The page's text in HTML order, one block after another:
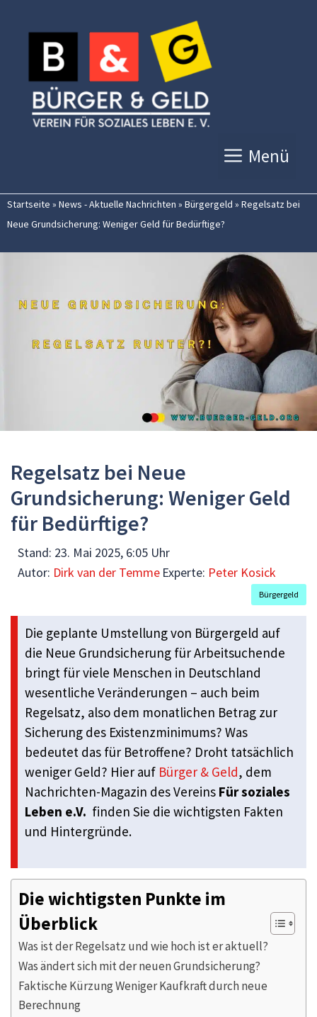
Inhalt
springen
Menü
Startseite » News - Aktuelle Nachrichten » Bürgergeld » Regelsatz bei
Neue Grundsicherung: Weniger Geld für Bedürftige?
Regelsatz bei Neue
Grundsicherung: Weniger Geld
für Bedürftige?
Stand: 23. Mai 2025, 6:05 Uhr
Autor: Dirk van der Temme Experte: Peter Kosick
Bürgergeld
Die geplante Umstellung von Bürgergeld auf
die Neue Grundsicherung für Arbeitsuchende
bringt für viele Menschen in Deutschland
wesentliche Veränderungen – auch beim
Regelsatz, also dem monatlichen Betrag zur
Sicherung des Existenzminimums? Was
bedeutet das für Betroffene? Droht tatsächlich
weniger Geld? Hier auf Bürger & Geld, dem
Nachrichten-Magazin des Vereins Für soziales
Leben e.V. finden Sie die wichtigsten Fakten
und Hintergründe.
Die wichtigsten Punkte im
Überblick
Was ist der Regelsatz und wie hoch ist er aktuell?
Was ändert sich mit der neuen Grundsicherung?
Faktische Kürzung Weniger Kaufkraft durch neue
Berechnung